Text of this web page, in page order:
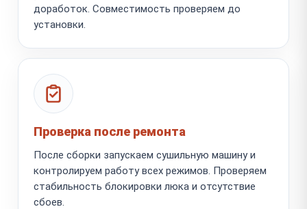
доработок. Совместимость проверяем до
установки.
Проверка после ремонта
После сборки запускаем сушильную машину и
контролируем работу всех режимов. Проверяем
стабильность блокировки люка и отсутствие
сбоев.